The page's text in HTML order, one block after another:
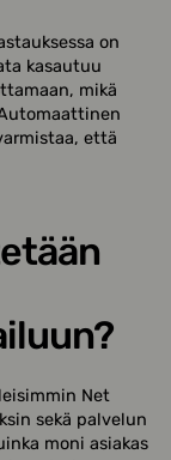
on
kasautuu
mikä
että
Net
sekä palvelun
moni asiakas